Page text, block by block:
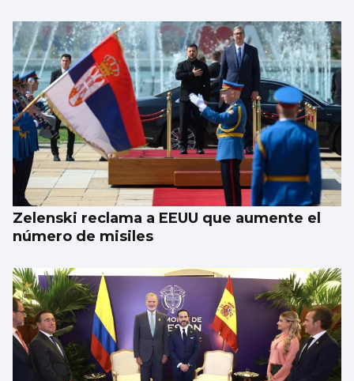
Zelenski reclama a EEUU que aumente el
número de misiles